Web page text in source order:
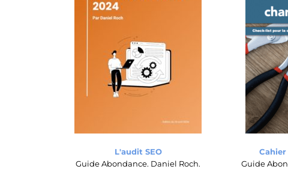
L'audit SEO
Guide Abondance. Daniel Roch.
Cahier
Guide